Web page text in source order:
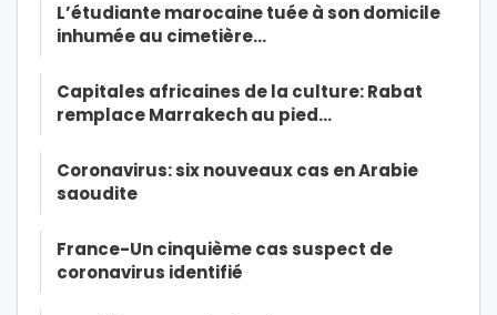
L’étudiante marocaine tuée à son domicile
inhumée au cimetière…
Capitales africaines de la culture: Rabat
remplace Marrakech au pied…
Coronavirus: six nouveaux cas en Arabie
saoudite
France-Un cinquième cas suspect de
coronavirus identifié